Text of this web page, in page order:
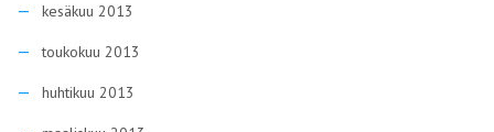
kesäkuu 2013
toukokuu 2013
huhtikuu 2013